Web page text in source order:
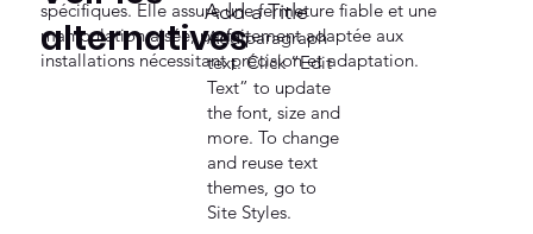
spécifiques. Elle assure une fermeture fiable et une
manipulation aisée, parfaitement adaptée aux
installations nécessitant précision et adaptation.
alternativesAdd paragraph
text. Click “Edit
Text” to update
the font, size and
more. To change
and reuse text
themes, go to
Site Styles.
Add a Title